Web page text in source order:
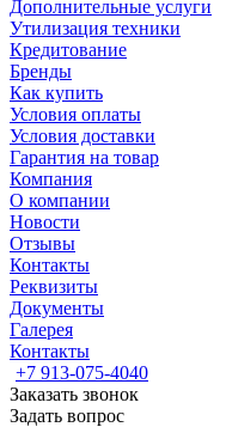
Дополнительные услуги
Утилизация техники
Кредитование
Бренды
Как купить
Условия оплаты
Условия доставки
Гарантия на товар
Компания
О компании
Новости
Отзывы
Контакты
Реквизиты
Документы
Галерея
Контакты
+7 913-075-4040
Заказать звонок
Задать вопрос